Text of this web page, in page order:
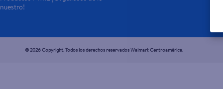
nuestro!
© 2026 Copyright. Todos los derechos reservados Walmart Centroamérica.